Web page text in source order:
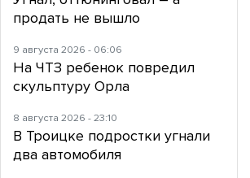
продать не вышло
9 августа 2026 - 06:06
На ЧТЗ ребенок повредил
скульптуру Орла
8 августа 2026 - 23:10
В Троицке подростки угнали
два автомобиля